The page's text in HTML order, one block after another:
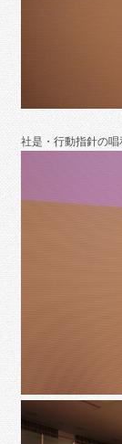
社是・行動指針の唱